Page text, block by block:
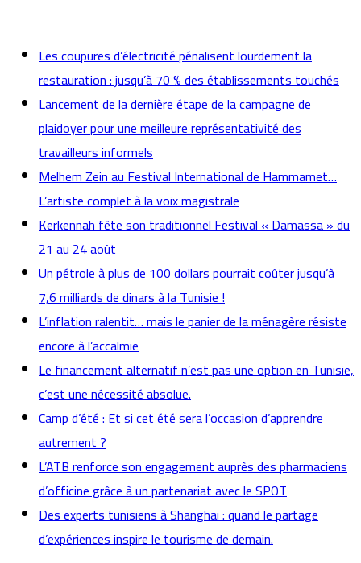
Les coupures d’électricité pénalisent lourdement la
restauration : jusqu’à 70 % des établissements touchés
Lancement de la dernière étape de la campagne de
plaidoyer pour une meilleure représentativité des
travailleurs informels
Melhem Zein au Festival International de Hammamet…
L’artiste complet à la voix magistrale
Kerkennah fête son traditionnel Festival « Damassa » du
21 au 24 août
Un pétrole à plus de 100 dollars pourrait coûter jusqu’à
7,6 milliards de dinars à la Tunisie !
L’inflation ralentit… mais le panier de la ménagère résiste
encore à l’accalmie
Le financement alternatif n’est pas une option en Tunisie,
c’est une nécessité absolue.
Camp d’été : Et si cet été sera l’occasion d’apprendre
autrement ?
L’ATB renforce son engagement auprès des pharmaciens
d’officine grâce à un partenariat avec le SPOT
Des experts tunisiens à Shanghai : quand le partage
d’expériences inspire le tourisme de demain.